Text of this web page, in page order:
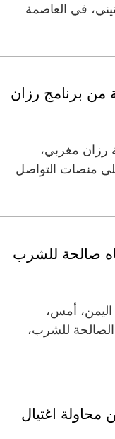
في العاصمة
من برنامج رزان
رزان مغربي،
منصات التواصل
صهريج مياه صالحة للشرب
اليمن، أمس،
الصالحة للشرب،
اغتيال